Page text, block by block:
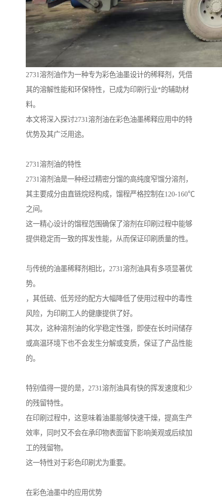
2731溶剂油作为一种专为彩色油墨设计的稀释剂，凭借
其的溶解性能和环保特性，已成为印刷行业*的辅助材
料。
本文将深入探讨2731溶剂油在彩色油墨稀释应用中的特
优势及其广泛用途。
2731溶剂油的特性
2731溶剂油是一种经过精密分馏的高纯度窄馏分溶剂，
其主要成分由直链烷烃构成，馏程严格控制在120-160℃
之间。
这一精心设计的馏程范围确保了溶剂在印刷过程中能够
提供稳定而一致的挥发性能，从而保证印刷质量的性。
与传统的油墨稀释剂相比，2731溶剂油具有多项显著优
势。
，其低硫、低芳烃的配方大幅降低了使用过程中的毒性
风险，为印刷工人的健康提供了好。
其次，这种溶剂油的化学稳定性强，即使在长时间储存
或高温环境下也不会发生分解或变质，保证了产品性能
的。
特别值得一提的是，2731溶剂油具有快的挥发速度和少
的残留特性。
在印刷过程中，这意味着油墨能够快速干燥，提高生产
效率，同时又不会在承印物表面留下影响美观或后续加
工的残留物。
这一特性对于彩色印刷尤为重要。
在彩色油墨中的应用优势